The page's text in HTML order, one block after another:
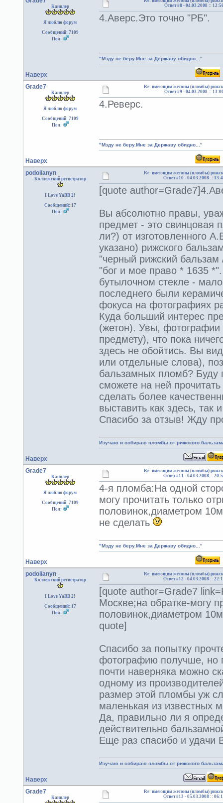
Канцлер
Я люблю форум
Сообщений: 7109
Пол:
Ответ #8 -04.03.2008 ::
4.Аверс.Это точно "РБ".
Наверх
"Мзду не беру.Мне за Державу обидно..."
Grade7
Канцлер
Я люблю форум
Сообщений: 7109
Пол:
Re: имеющим жетоны (пломбы)
Ответ #9 -04.03.2008 ::
4.Реверс.
Наверх
"Мзду не беру.Мне за Державу обидно..."
podolianyn
Коллежский регистратор
I Love YaBB 2!
Сообщений: 17
Пол:
Re: имеющим жетоны (пломбы)
Ответ #10 - 04.03.2008 ::
[quote
Вы абсолютно правы,
предмет - это свинцовая
ли?) от изготовленного
указано) рижского
"черный рижский
"бог и мое право * 1635
бутылочном стекле -
последнего были
фокуса на фотографиях
Куда больший интерес
(жетон). Увы, фотографии
предмету), что пока
здесь не обойтись. Вы
или отдельные слова),
бальзамных пломб? Буду
сможете на ней
сделать более
выставить как здесь,
Спасибо за отзыв! Жду
Наверх
Изучаю и собираю пломбы от рижского
Grade7
Канцлер
Я люблю форум
Сообщений: 7109
Пол:
Re: имеющим жетоны (пломбы)
Ответ #11 - 04.03.2008 ::
4-я пломба:На одной
могу прочитать только
не сделать
Наверх
"Мзду не беру.Мне за Державу обидно..."
podolianyn
Коллежский регистратор
I Love YaBB 2!
Сообщений: 17
Пол:
Re: имеющим жетоны (пломбы)
Ответ #12 - 04.03.2008 ::
[quote author=Grade7
Москве;на обратке-могу
половинок,диаметром
quote]
Спасибо за попытку
фотографию получше, но
почти наверняка можно
одному из
размер этой пломбы уж
маленькая из известных
Да, правильно ли я
действительно
Еще раз спасибо и удачи
Наверх
Изучаю и собираю пломбы от рижского
Grade7
Канцлер
Re: имеющим жетоны (пломбы)
Ответ #13 - 05.03.2008 ::